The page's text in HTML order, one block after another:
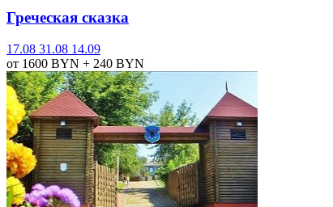
Греческая сказка
17.08 31.08 14.09
от 1600 BYN + 240 BYN